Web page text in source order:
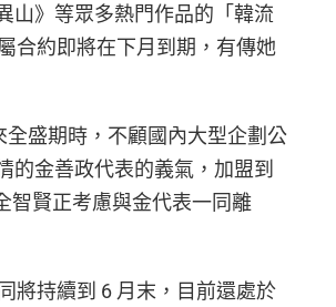
山》等眾多熱門作品的「韓流
合約即將在下月到期，有傳她
盛期時，不顧國內大型企劃公
的金善政代表的義氣，加盟到
智賢正考慮與金代表一同離
將持續到 6 月末，目前還處於